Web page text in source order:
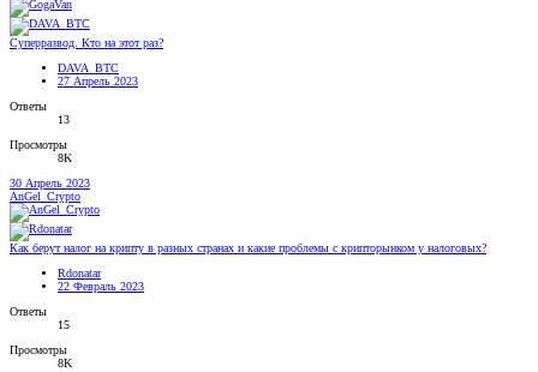
Суперразвод. Кто на этот раз?
DAVA_BTC
27 Апрель 2023
Ответы
13
Просмотры
8K
30 Апрель 2023
AnGel_Crypto
Как берут налог на крипту в разных странах и какие проблемы с крипторынком у налоговых?
Rdonatar
22 Февраль 2023
Ответы
15
Просмотры
8K